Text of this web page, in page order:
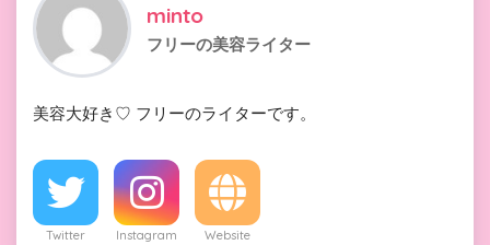
minto
フリーの美容ライター
美容大好き♡ フリーのライターです。
Twitter Instagram Website